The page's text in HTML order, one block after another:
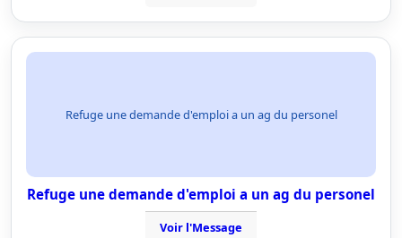
Refuge une demande d'emploi a un ag du personel
Refuge une demande d'emploi a un ag du personel
Voir l'Message